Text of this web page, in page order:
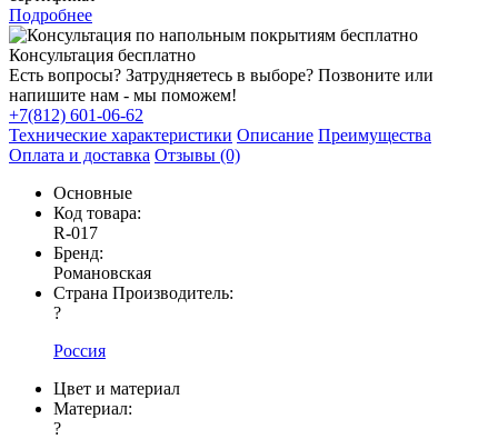
Подробнее
Консультация бесплатно
Есть вопросы? Затрудняетесь в выборе? Позвоните или
напишите нам - мы поможем!
+7(812) 601-06-62
Технические характеристики Описание Преимущества
Оплата и доставка Отзывы (0)
Основные
Код товара:
R-017
Бренд:
Романовская
Страна Производитель:
?
Россия
Цвет и материал
Материал:
?